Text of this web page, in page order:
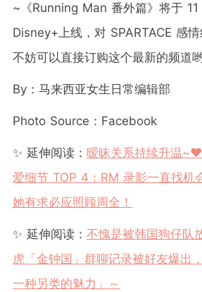
~《Running Man 番外篇》将于 11
Disney+上线，对 SPARTACE 感
不妨可以直接订购这个最新的频道
By：马来西亚女生日常编辑部
Photo Source：Facebook
✨ 延伸阅读： 暧昧关系持续升温
爱细节 TOP 4：RM 录影一直找机
她有求必应照顾周全！
✨ 延伸阅读： 不愧是被韩国狗仔队
虎「金钟国」群聊记录被好友爆出
一种另类的魅力」～